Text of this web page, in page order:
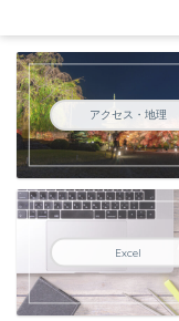
アクセス・地理
Excel